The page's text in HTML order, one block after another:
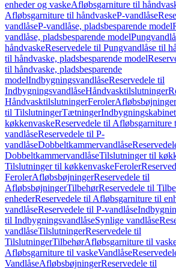
enheder og vaskeAfløbsgarniture til
Afløbsgarniture til håndvaskeP-vandlåse
vandlåseP-vandlåse, pladsbesparende model
vandlåse, pladsbesparende model
håndvaskeReservedele til Pungvandlåse til
til håndvaske, pladsbesparende model
til håndvaske, pladsbesparende
modelIndbygningsvandlåseReservedele til
IndbygningsvandlåseHåndvasktilslutninger
HåndvasktilslutningerFerolerAfløbsbøjninger
til TilslutningerTætninger
køkkenvaskeReservedele til Afløbsgarniture
vandlåseReservedele til P-
vandlåseDobbeltkammervandlåse
DobbeltkammervandlåseTilslutninger til
Tilslutninger til køkkenvaskeFeroler
FerolerAfløbsbøjningerReservedele til
AfløbsbøjningerTilbehørReservedele til
enhederReservedele til Afløbsgarniture til
vandlåseReservedele til P-vandlåse
til IndbygningsvandlåseSynlige vandlåse
vandlåseTilslutningerReservedele til
TilslutningerTilbehørAfløbsgarniture til
Afløbsgarniture til vaskeVandlåse
VandlåseAfløbsbøjningerReservedele til